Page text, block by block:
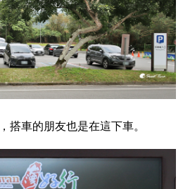
搭車的朋友也是在這下車。